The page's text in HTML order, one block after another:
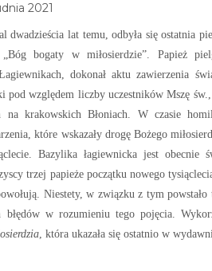
2021
dwadzieścia lat temu, odbyła się ostatnia
bogaty w miłosierdzie”. Papież
dokonał aktu zawierzenia
pod względem liczby uczestników Mszę
na krakowskich Błoniach. W czasie
które wskazały drogę Bożego
Bazylika łagiewnicka jest obecnie
trzej papieże początku nowego
Niestety, w związku z tym
błędów w rozumieniu tego pojęcia.
, która ukazała się ostatnio w